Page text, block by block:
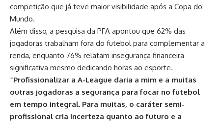
competição que já teve maior visibilidade após a Copa do
Mundo.
Além disso, a pesquisa da PFA apontou que 62% das
jogadoras trabalham fora do futebol para complementar a
renda, enquanto 76% relatam insegurança financeira
significativa mesmo dedicando horas ao esporte.
“Profissionalizar a A-League daria a mim e a muitas
outras jogadoras a segurança para focar no futebol
em tempo integral. Para muitas, o caráter semi-
profissional cria incerteza quanto ao futuro e a